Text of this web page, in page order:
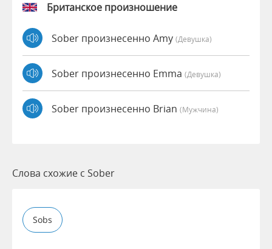
Британское произношение
Sober произнесенно Amy (девушка)
Sober произнесенно Emma (девушка)
Sober произнесенно Brian (мужчина)
Слова схожие с Sober
Sobs